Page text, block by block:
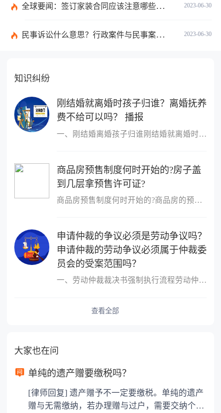
2023-06-30
全球要闻：签订家装合同应该注意哪些事项？签订家装合同需要房屋所有人签订吗？
2023-06-30
民事诉讼什么意思？行政案件与民事案件区别在哪？_世界通讯
知识纠纷
刚结婚就离婚时孩子归谁？离婚抚养
费不给可以吗？ 播报
一、刚结婚离婚孩子归谁刚结婚就离婚时判定孩子的扶养人，需要分情
商品房预售制度何时开始的?房子盖
到几层拿预售许可证?
商品房预售制度何时开始的?商品房的预售制度是在1953年,由香港的霍
申请仲裁的争议必须是劳动争议吗？
申请仲裁的劳动争议必须属于仲裁委
员会的受案范围吗？
一、劳动仲裁裁决书强制执行流程劳动仲裁裁决书强制执行流程如下：1
查看全部
大家也在问
单纯的遗产赠要缴税吗？
[律师回复] 遗产赠予不一定要缴税。单纯的遗产
赠与无需缴纳，若办理赠与过户，需要交纳个人